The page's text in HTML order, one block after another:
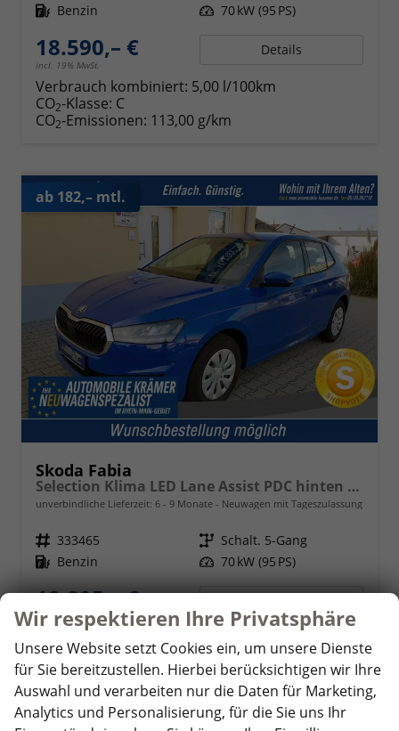
Kraftstoff Benzin Leistung 70 kW (95 PS)
18.590,– €
incl. 19% MwSt.
Details
Verbrauch kombiniert: 5,00 l/100km
CO2-Klasse: C
CO2-Emissionen: 113,00 g/km
ab 182,– mtl.
Skoda Fabia
Selection Klima LED Lane Assist PDC hinten Sitzheizung vorn 15 Zoll Bluetooth
unverbindliche Lieferzeit: 6 - 9 Monate Neuwagen mit Tageszulassung
Fahrzeugnr. 333465 Getriebe Schalt. 5-Gang
Kraftstoff Benzin Leistung 70 kW (95 PS)
18.805,– €
incl. 19% MwSt.
Verbrauch kombiniert:
CO2-Klasse:C
CO2 -Emissionen:114,00 g/km
Wir respektieren Ihre Privatsphäre
Unsere Website setzt Cookies ein, um unsere Dienste
für Sie bereitzustellen. Hierbei berücksichtigen wir Ihre
Auswahl und verarbeiten nur die Daten für Marketing,
Analytics und Personalisierung, für die Sie uns Ihr